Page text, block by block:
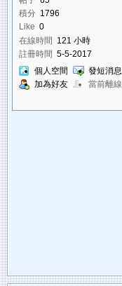
積分 1796
Like 0
在線時間 121 小時
註冊時間 5-5-2017
個人空間
發短消息
加為好友
當前離線